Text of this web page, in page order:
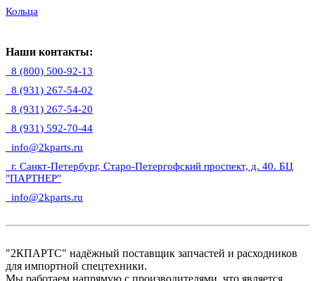
Кольца
Наши контакты:
8 (800) 500-92-13
8 (931) 267-54-02
8 (931) 267-54-20
8 (931) 592-70-44
info@2kparts.ru
г. Санкт-Петербург, Старо-Петергофский проспект, д. 40. БЦ
"ПАРТНЕР"
info@2kparts.ru
"2КПАРТС" надёжный поставщик запчастей и расходников
для импортной спецтехники.
Мы работаем напрямую с производителями, что является